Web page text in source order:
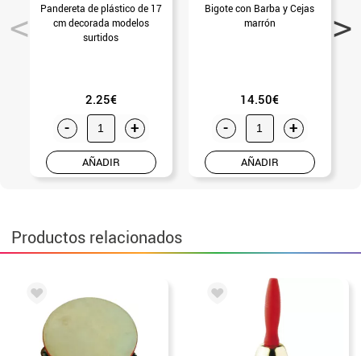
Pandereta de plástico de 17
cm decorada modelos
surtidos
2.25€
- +
AÑADIR
Bigote con Barba y Cejas
marrón
14.50€
- +
AÑADIR
Productos relacionados